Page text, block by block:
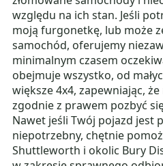
względu na ich stan. Jeśli
moją furgonetkę, lub może
samochód, oferujemy
minimalnym czasem
obejmuje wszystko, od
większe 4x4, zapewniając,
zgodnie z prawem pozbyć
Nawet jeśli Twój pojazd jest
niepotrzebny, chętnie
Shuttleworth i okolic Bury